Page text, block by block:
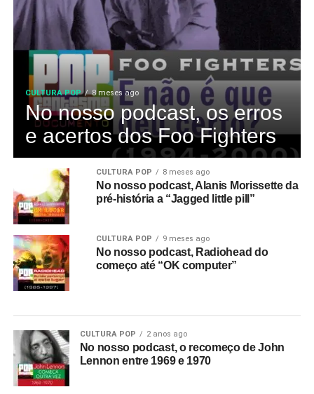
CULTURA POP 8 meses ago
No nosso podcast, os erros
e acertos dos Foo Fighters
CULTURA POP 8 meses ago
No nosso podcast, Alanis Morissette da
pré-história a “Jagged little pill”
CULTURA POP 9 meses ago
No nosso podcast, Radiohead do
começo até “OK computer”
CULTURA POP 2 anos ago
No nosso podcast, o recomeço de John
Lennon entre 1969 e 1970